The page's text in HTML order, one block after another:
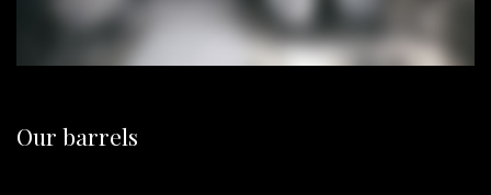
Our barrels